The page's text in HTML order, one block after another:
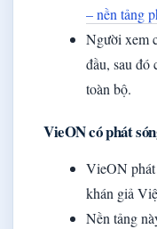
– nền tảng
Người xem
đầu, sau đó
toàn bộ.
VieON có phát
VieON phát
khán giả
Nền tảng